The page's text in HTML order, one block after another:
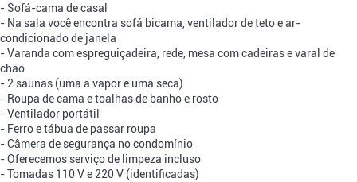
- Sofá-cama de casal
- Na sala você encontra sofá bicama, ventilador de teto e ar-
condicionado de janela
- Varanda com espreguiçadeira, rede, mesa com cadeiras e varal de
chão
- 2 saunas (uma a vapor e uma seca)
- Roupa de cama e toalhas de banho e rosto
- Ventilador portátil
- Ferro e tábua de passar roupa
- Câmera de segurança no condomínio
- Oferecemos serviço de limpeza incluso
- Tomadas 110 V e 220 V (identificadas)